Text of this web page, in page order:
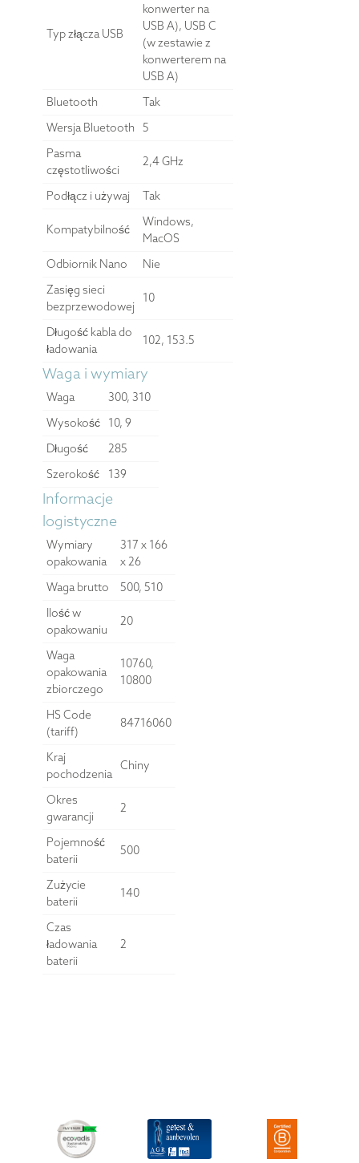
Typ złącza USB
konwerter na
USB A), USB C
(w zestawie z
konwerterem na
USB A)
Bluetooth
Tak
Wersja Bluetooth
5
Pasma
częstotliwości
2,4 GHz
Podłącz i używaj Tak
Kompatybilność
Windows,
MacOS
Odbiornik Nano
Nie
Zasięg sieci
bezprzewodowej
10
Długość kabla do
ładowania
102, 153.5
Waga i wymiary
Waga
300, 310
Wysokość
10, 9
Długość
285
Szerokość
139
Informacje
logistyczne
Wymiary
opakowania
317 x 166
x 26
Waga brutto
500, 510
Ilość w
opakowaniu
20
Waga
opakowania
zbiorczego
10760,
10800
HS Code
(tariff)
84716060
Kraj
pochodzenia
Chiny
Okres
gwarancji
2
Pojemność
baterii
500
Zużycie
baterii
140
Czas
ładowania
baterii
2